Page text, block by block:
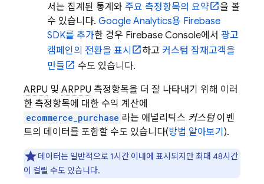
서는 집계된 통계와 주요 측정항목의 요약
을 볼
수 있습니다. Google Analytics용 Firebase
SDK를 추가한 경우 Firebase Console에서 광고
캠페인의 전환을 표시
하고 커스텀 잠재고객을
만들
수도 있습니다.
ARPU 및 ARPPU 측정항목을 더 잘 나타내기 위해 이러
한 측정항목에 대한 수익 계산에
ecommerce_purchase 라는 애널리틱스 커스텀이벤
트의 데이터를 포함할 수도 있습니다(방법 알아보기 ).
데이터는 일반적으로 1시간 이내에 표시되지만 최대 48시간
이 걸릴 수도 있습니다.